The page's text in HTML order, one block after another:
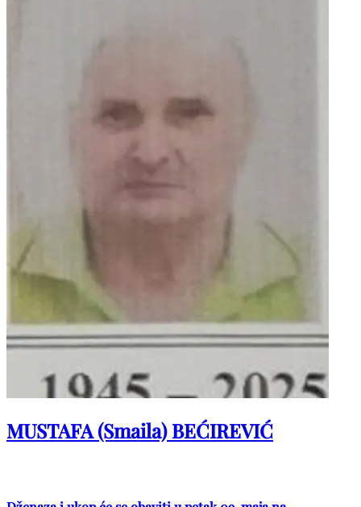
MUSTAFA (Smaila) BEĆIREVIĆ